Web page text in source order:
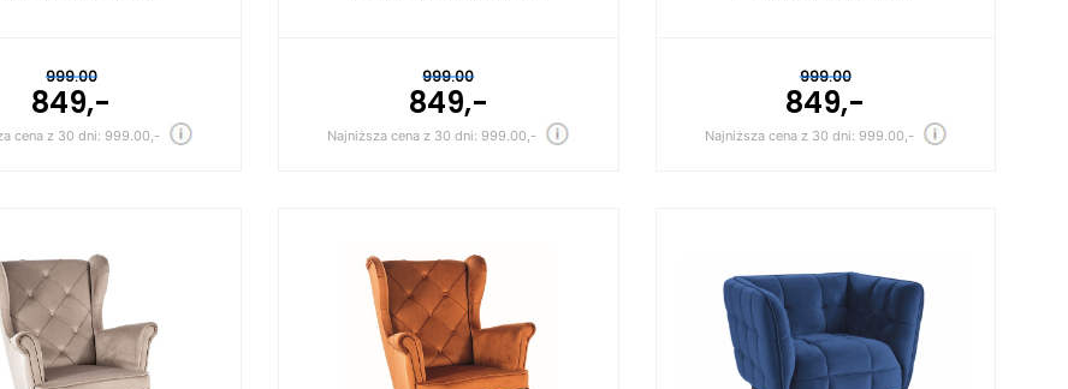
999.00
849,-
cena z 30 dni: 999.00,-
999.00
849,-
Najniższa cena z 30 dni: 999.00,-
999.00
849,-
Najniższa cena z 30 dni: 999.00,-